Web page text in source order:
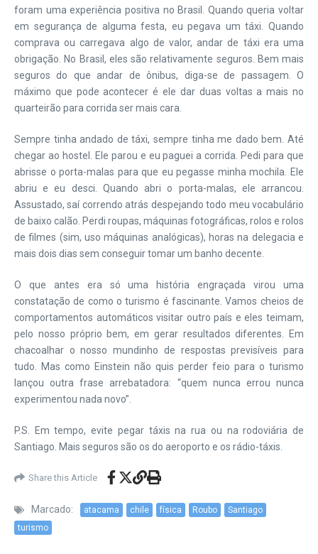
foram uma experiência positiva no Brasil. Quando queria voltar
em segurança de alguma festa, eu pegava um táxi. Quando
comprava ou carregava algo de valor, andar de táxi era uma
obrigação. No Brasil, eles são relativamente seguros. Bem mais
seguros do que andar de ônibus, diga-se de passagem. O
máximo que pode acontecer é ele dar duas voltas a mais no
quarteirão para corrida ser mais cara.
Sempre tinha andado de táxi, sempre tinha me dado bem. Até
chegar ao hostel. Ele parou e eu paguei a corrida. Pedi para que
abrisse o porta-malas para que eu pegasse minha mochila. Ele
abriu e eu desci. Quando abri o porta-malas, ele arrancou.
Assustado, saí correndo atrás despejando todo meu vocabulário
de baixo calão. Perdi roupas, máquinas fotográficas, rolos e rolos
de filmes (sim, uso máquinas analógicas), horas na delegacia e
mais dois dias sem conseguir tomar um banho decente.
O que antes era só uma história engraçada virou uma
constatação de como o turismo é fascinante. Vamos cheios de
comportamentos automáticos visitar outro país e eles teimam,
pelo nosso próprio bem, em gerar resultados diferentes. Em
chacoalhar o nosso mundinho de respostas previsíveis para
tudo. Mas como Einstein não quis perder feio para o turismo
lançou outra frase arrebatadora: “quem nunca errou nunca
experimentou nada novo”.
P.S. Em tempo, evite pegar táxis na rua ou na rodoviária de
Santiago. Mais seguros são os do aeroporto e os rádio-táxis.
Share this Article
Marcado: atacama chile física Roubo
Santiago
turismo